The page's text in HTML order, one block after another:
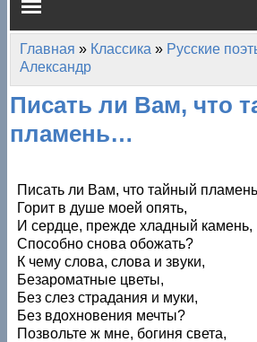
Главное меню
Вы здесь
Главная » Классика » Русские
Александр
Писать ли Вам, что
пламень…
Писать ли Вам, что тайный пламень
Горит в душе моей опять,
И сердце, прежде хладный камень,
Способно снова обожать?
К чему слова, слова и звуки,
Безароматные цветы,
Без слез страдания и муки,
Без вдохновения мечты?
Позвольте ж мне, богиня света,